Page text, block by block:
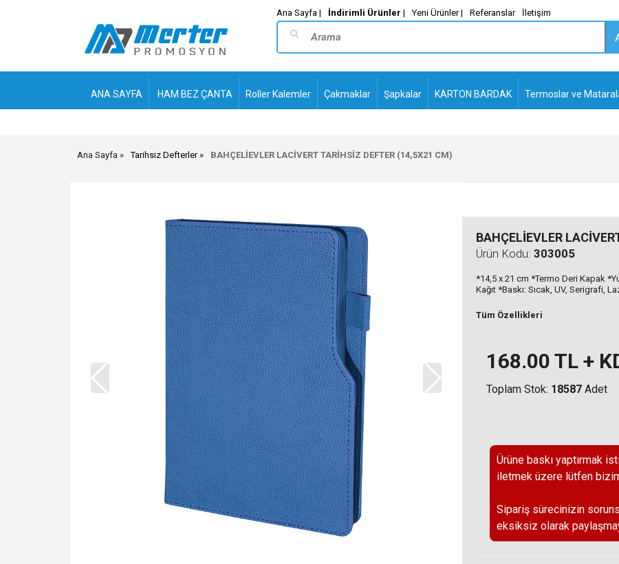
Ana Sayfa | İndirimli Ürünler | Yeni Ürünler | Referanslar İletişim
ANA SAYFA HAM BEZ ÇANTA Roller Kalemler Çakmaklar Şapkalar KARTON BARDAK Termoslar ve
Ana Sayfa Tarihsiz Defterler BAHÇELİEVLER LACİVERT TARİHSİZ DEFTER (14,5X21 CM)
BAHÇELİEVLER
Ürün Kodu: 303005
*14,5 x 21 cm *Termo Deri Kapak
Kağıt *Baskı: Sıcak, UV, Serigrafi,
Tüm Özellikleri
168.00 TL +
Toplam Stok: 18587 Adet
Ürüne baskı yaptırmak
iletmek üzere lütfen
Sipariş sürecinizin
eksiksiz olarak